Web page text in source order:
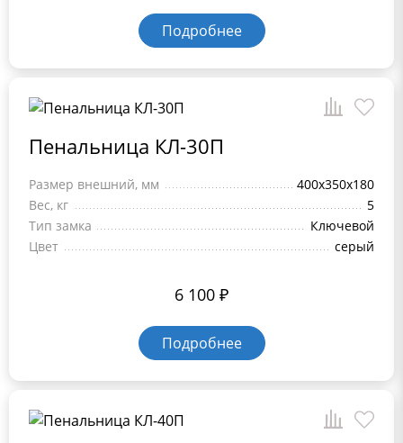
Подробнее
Пенальница КЛ-30П
Размер внешний, мм
400x350x180
Вес, кг
5
Тип замка
Ключевой
Цвет
серый
6 100 ₽
Подробнее